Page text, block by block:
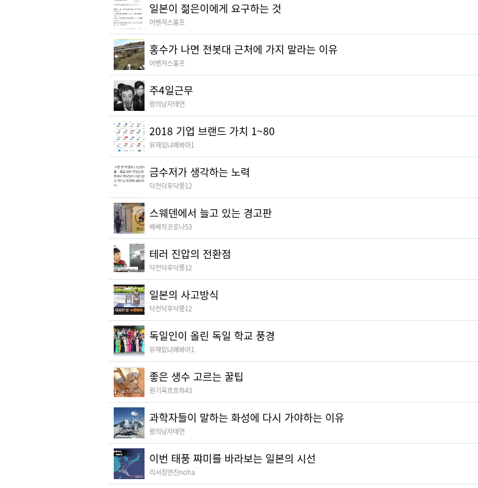
일본이 젊은이에게 요구하는 것
어벤져스홀프
홍수가 나면 전봇대 근처에 가지 말라는 이유
어벤져스홀프
주4일근무
왕의낭자태연
2018 기업 브랜드 가치 1~80
뮤재밌냐해봐아1
금수저가 생각하는 노력
닥전닥후닥쭝12
스웨덴에서 늘고 있는 경고판
베베작코로나53
테러 진압의 전환점
닥전닥후닥쭝12
일본의 사고방식
닥전닥후닥쭝12
독일인이 올린 독일 학교 풍경
뮤재밌냐해봐아1
좋은 생수 고르는 꿀팁
원기옥흐흐하43
과학자들이 말하는 화성에 다시 가야하는 이유
왕의낭자태연
이번 태풍 쨔미를 바라보는 일본의 시선
리서칭엔진noha